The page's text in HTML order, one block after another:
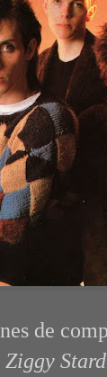
de
Ziggy